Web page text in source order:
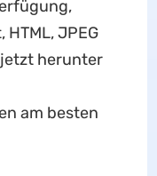
JPEG
jetzt herunter
am besten